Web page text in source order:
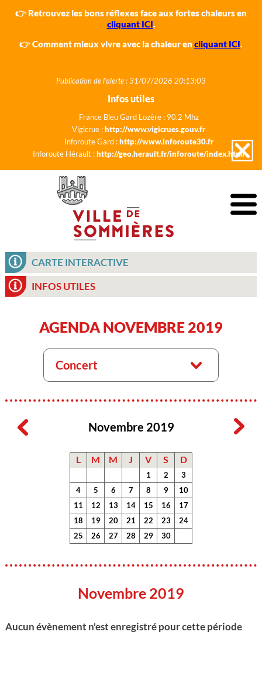
👉 Retrouvez les bons réflexes face aux fortes chaleurs en
cliquant ICI.
👉 Comment mieux vivre avec la chaleur en cliquant ICI.
Publication de l'alerte : 31/07/2026 20:13:03
Infos utiles
France Bleu Gard Lozère : 90.2 Mhz
Vigicrue :http://www.vigicrues.gouv.fr
Inforoute Gard :http://www.inforoute30.fr
Inforoute Hérault :http://geo.herault.fr/inforoute/index.html
CARTE INTERACTIVE
INFOS UTILES
AGENDA NOVEMBRE 2019
Concert
Novembre 2019
L M M J V S D
1 2
3
4
5 6 7 8 9
10
11
12 13 14 15 16
17
18
19 20 21 22 23
24
25
26 27 28 29 30
Novembre 2019
Aucun évènement n'est enregistré pour cette période